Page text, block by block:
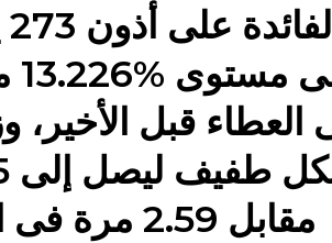
على العطاء قبل
مقابل 2.59 مرة فى المتوسط